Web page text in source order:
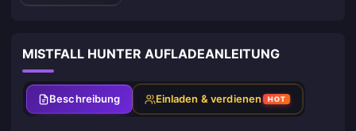
MISTFALL HUNTER AUFLADEANLEITUNG
Beschreibung Einladen & verdienen HOT